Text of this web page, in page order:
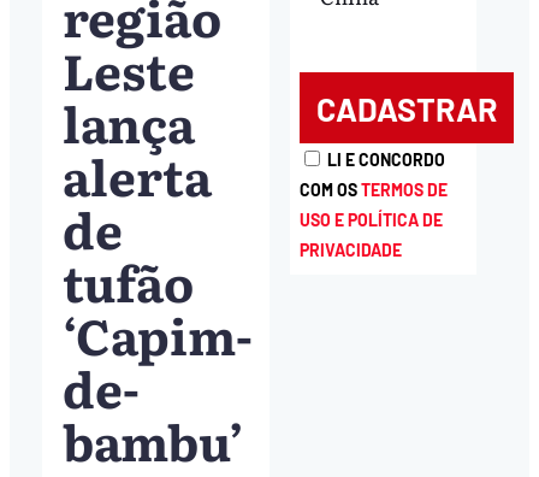
região
Leste
lança
alerta
de
tufão
‘Capim-
de-
bambu’
LI E CONCORDO
COM OSTERMOS DE
USO E POLÍTICA DE
PRIVACIDADE